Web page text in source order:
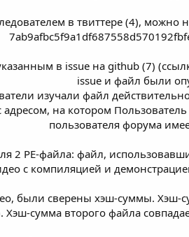
в твиттере (4), можно
в issue на github (7)
issue и файл были
изучали файл
адресом, на котором
пользователя форума
2 PE-файла: файл,
с компиляцией и
были сверены хэш-суммы. Хэш-
Хэш-сумма второго файла